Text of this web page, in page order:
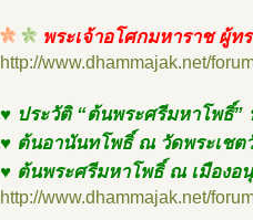
พระเจ้าอโศกมหาราช ผู้ท
http://www.dhammajak.net/
♥ ประวัติ “ต้นพระศรีมหาโพธิ์
♥ ต้นอานันทโพธิ์ ณ วัดพระเชต
♥ ต้นพระศรีมหาโพธิ์ ณ เมืองอ
http://www.dhammajak.net/